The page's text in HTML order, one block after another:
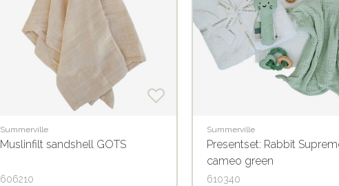
Summerville
Muslinfilt sandshell GOTS
606210
Summerville
Presentset: Rabbit
cameo green
610340